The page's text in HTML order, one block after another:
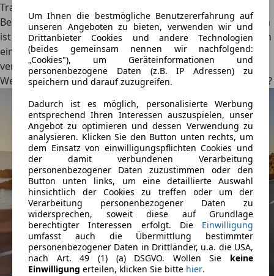
Um Ihnen die bestmögliche Benutzererfahrung auf
unseren Angeboten zu bieten, verwenden wir und
Drittanbieter Cookies und andere Technologien
(beides gemeinsam nennen wir nachfolgend:
„Cookies"), um Geräteinformationen und
personenbezogene Daten (z.B. IP Adressen) zu
speichern und darauf zuzugreifen.
Dadurch ist es möglich, personalisierte Werbung
entsprechend Ihren Interessen auszuspielen, unser
Angebot zu optimieren und dessen Verwendung zu
analysieren. Klicken Sie den Button unten rechts, um
dem Einsatz von einwilligungspflichten Cookies und
der damit verbundenen Verarbeitung
personenbezogener Daten zuzustimmen oder den
Button unten links, um eine detaillierte Auswahl
hinsichtlich der Cookies zu treffen oder um der
Verarbeitung personenbezogener Daten zu
widersprechen, soweit diese auf Grundlage
berechtigter Interessen erfolgt. Die Einwilligung
umfasst auch die Übermittlung bestimmter
personenbezogener Daten in Drittländer, u.a. die USA,
nach Art. 49 (1) (a) DSGVO. Wollen Sie keine
Einwilligung erteilen, klicken Sie bitte hier.
Transporter bewegen. Ein echtes Raumwunder ist zum
Beispiel derSeat Alhambra, der ab rund 36.000 € erhältlich
ist und mit echten 630 bis 2.190 Litern Kofferraumvolumen
einfach mal das doppelte Ladegut eines BMW 5er Touring
verschluckt.
Welche Hochdach-Kombis packen mehr als große Kombis?